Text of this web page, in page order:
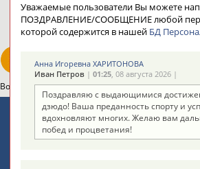
ЦЕЛИ ПРОЕКТА КОНТАКТЫ НАШИ
Вопросы сотрудничества и совместной
Адресов в новостной рассылке: 997
Подпишись
Уважаемые пользователи Вы можете
ПОЗДРАВЛЕНИЕ/СООБЩЕНИЕ любой
которой содержится в нашей БД
Анна Игоревна ХАРИТОНОВА
Иван Петров| 01:25, 08 августа 2026 |
Поздравляю с выдающимися
дзюдо! Ваша преданность спорту и
вдохновляют многих. Желаю вам
побед и процветания!